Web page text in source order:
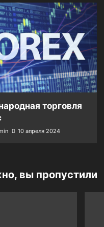
торговля
10 апреля 2024
вы пропустили